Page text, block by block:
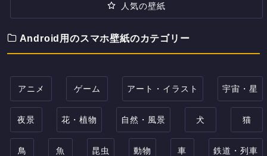
人気の壁紙
Android用のスマホ壁紙のカテゴリー
アニメ ゲーム アート・イラスト 宇宙・星
夜景 花・植物 自然・風景 犬 猫
鳥 魚 昆虫 動物 車 鉄道・列車